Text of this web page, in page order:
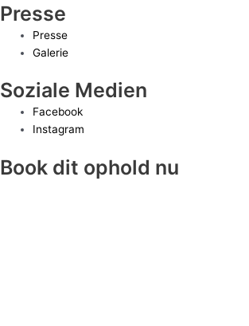
Presse
Presse
Galerie
Soziale Medien
Facebook
Instagram
Book dit ophold nu